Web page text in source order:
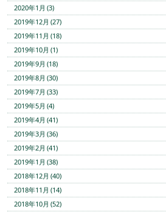
2020年1月 (3)
2019年12月 (27)
2019年11月 (18)
2019年10月 (1)
2019年9月 (18)
2019年8月 (30)
2019年7月 (33)
2019年5月 (4)
2019年4月 (41)
2019年3月 (36)
2019年2月 (41)
2019年1月 (38)
2018年12月 (40)
2018年11月 (14)
2018年10月 (52)